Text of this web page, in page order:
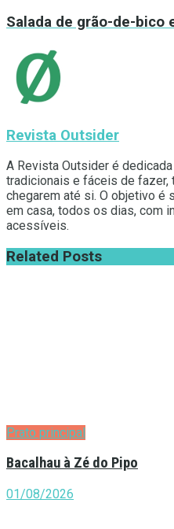
Salada de grão-de-bico
Revista Outsider
A Revista Outsider é
tradicionais e fáceis de fazer,
chegarem até si. O objetivo é
em casa, todos os dias, com
acessíveis.
Related Posts
Prato principal
Bacalhau à Zé do Pipo
01/08/2026